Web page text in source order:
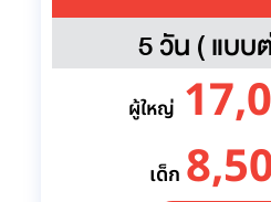
5 วัน ( แบบ
ผู้ใหญ่
เด็ก